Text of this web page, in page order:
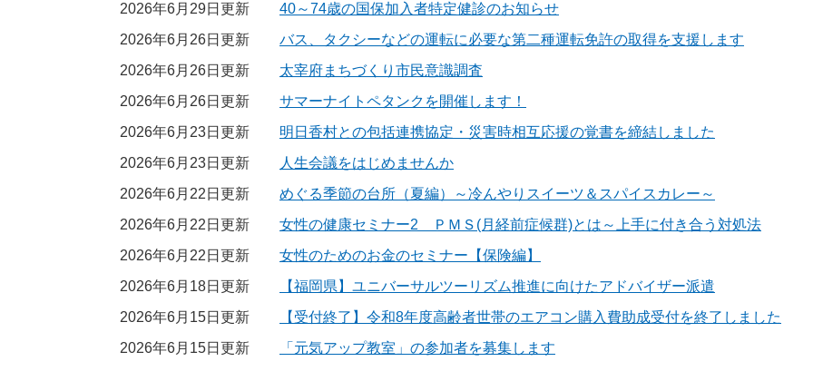
2026年6月29日更新
40～74歳の国保加入者特定健診のお知らせ
2026年6月26日更新
バス、タクシーなどの運転に必要な第二種運転免許の取得を支援します
2026年6月26日更新
太宰府まちづくり市民意識調査
2026年6月26日更新
サマーナイトペタンクを開催します！
2026年6月23日更新
明日香村との包括連携協定・災害時相互応援の覚書を締結しました
2026年6月23日更新
人生会議をはじめませんか
2026年6月22日更新
めぐる季節の台所（夏編）～冷んやりスイーツ＆スパイスカレー～
2026年6月22日更新
女性の健康セミナー2 ＰＭＳ(月経前症候群)とは～上手に付き合う対処法
2026年6月22日更新
女性のためのお金のセミナー【保険編】
2026年6月18日更新
【福岡県】ユニバーサルツーリズム推進に向けたアドバイザー派遣
2026年6月15日更新
【受付終了】令和8年度高齢者世帯のエアコン購入費助成受付を終了しました
2026年6月15日更新
「元気アップ教室」の参加者を募集します